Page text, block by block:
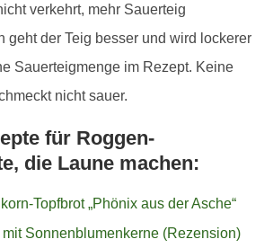
verkehrt, mehr Sauerteig
geht der Teig besser und wird lockerer
Sauerteigmenge im Rezept. Keine
nicht sauer.
für Roggen-
die Laune machen:
Topfbrot „Phönix aus der Asche“
Sonnenblumenkerne (Rezension)